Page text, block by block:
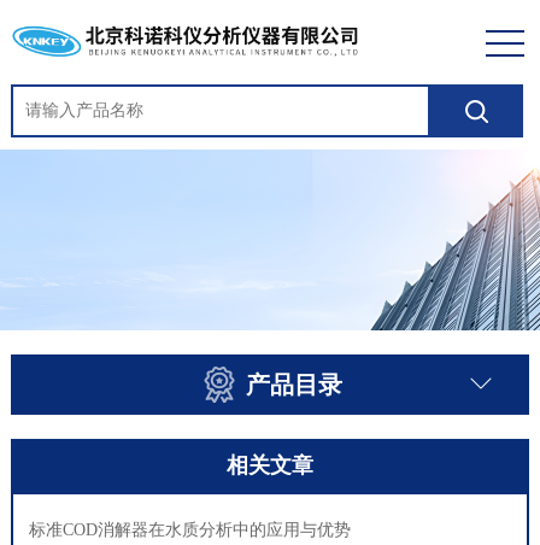
产品目录
相关文章
标准COD消解器在水质分析中的应用与优势